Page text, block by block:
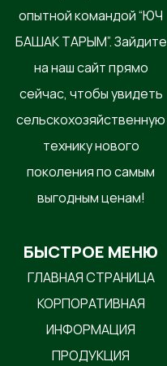
опытной командой “ЮЧ
БАШАК ТАРЫМ”. Зайдите
на наш сайт прямо
сейчас, чтобы увидеть
сельскохозяйственную
технику нового
поколения по самым
выгодным ценам!
БЫСТРОЕ МЕНЮ
ГЛАВНАЯ СТРАНИЦА
КОРПОРАТИВНАЯ
ИНФОРМАЦИЯ
ПРОДУКЦИЯ